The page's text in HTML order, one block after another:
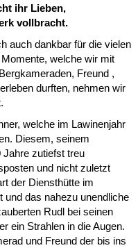
ihr Lieben,
vollbracht.
auch dankbar für die vielen
welche wir mit
Freund ,
durften, nehmen wir
welche im Lawinenjahr
Diesem, seinem
Jahre zutiefst treu
und nicht zuletzt
der Diensthütte im
und das nahezu unendliche
Rudl bei seinen
ein Strahlen in die Augen.
und Freund der bis ins